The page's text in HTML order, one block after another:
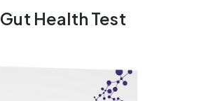
Gut Health Test